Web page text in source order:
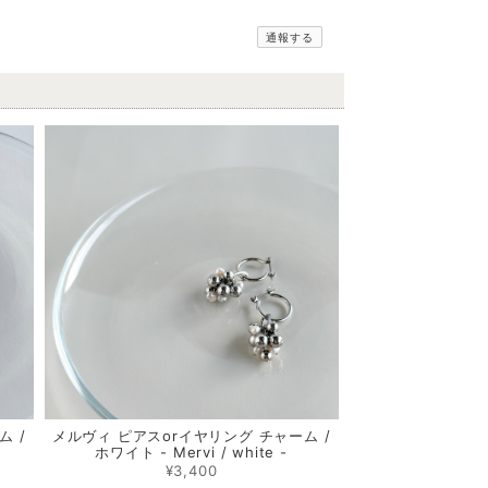
通報する
/
メルヴィ ピアスorイヤリング チャーム /
ホワイト - Mervi / white -
¥3,400